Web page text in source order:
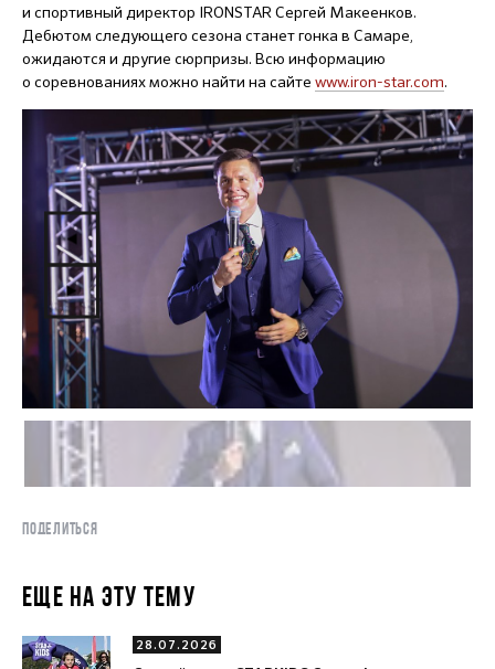
и спортивный директор IRONSTAR Сергей Макеенков.
Дебютом следующего сезона станет гонка в Самаре,
ожидаются и другие сюрпризы. Всю информацию
о соревнованиях можно найти на сайте www.iron-star.com.
ПОДЕЛИТЬСЯ
ЕЩЕ НА ЭТУ ТЕМУ
28.07.2026